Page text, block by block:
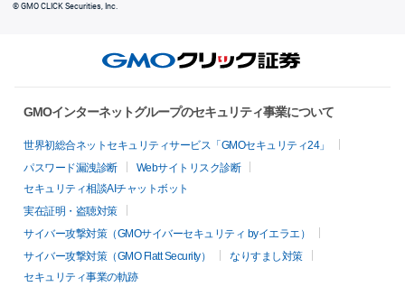
© GMO CLICK Securities, Inc.
GMOインターネットグループのセキュリティ事業について
世界初総合ネットセキュリティサービス「GMOセキュリティ24」
パスワード漏洩診断
Webサイトリスク診断
セキュリティ相談AIチャットボット
実在証明・盗聴対策
サイバー攻撃対策（GMOサイバーセキュリティ byイエラエ）
サイバー攻撃対策（GMO Flatt Security）
なりすまし対策
セキュリティ事業の軌跡